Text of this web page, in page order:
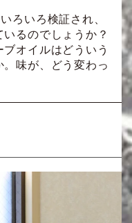
ろいろ検証され、
るのでしょうか？
オイルはどういう
味が、どう変わっ